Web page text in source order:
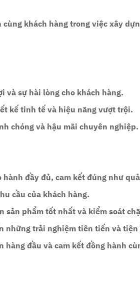
khách hàng trong việc xây
và sự hài lòng cho khách hàng.
kế tinh tế và hiệu năng vượt trội.
chóng và hậu mãi chuyên nghiệp.
hành đầy đủ, cam kết đúng như
cầu của khách hàng.
sản phẩm tốt nhất và kiểm soát
những trải nghiệm tiên tiến và
đầu và cam kết đồng hành